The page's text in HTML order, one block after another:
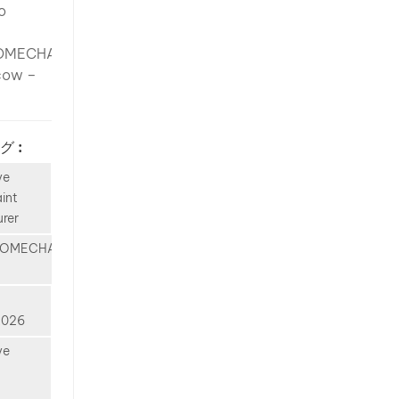
keep
Rise
few
EV
–
our
in
the
: